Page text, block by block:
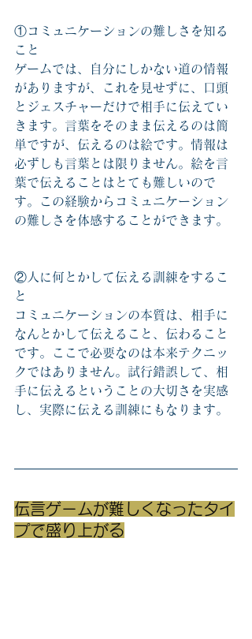
①コミュニケーションの難しさを知る
こと
ゲームでは、自分にしかない道の情報
がありますが、これを見せずに、口頭
とジェスチャーだけで相手に伝えてい
きます。言葉をそのまま伝えるのは簡
単ですが、伝えるのは絵です。情報は
必ずしも言葉とは限りません。絵を言
葉で伝えることはとても難しいので
す。この経験からコミュニケーション
の難しさを体感することができます。
②人に何とかして伝える訓練をするこ
と
コミュニケーションの本質は、相手に
なんとかして伝えること、伝わること
です。ここで必要なのは本来テクニッ
クではありません。試行錯誤して、相
手に伝えるということの大切さを実感
し、実際に伝える訓練にもなります。
伝言ゲームが難しくなったタイ
プで盛り上がる